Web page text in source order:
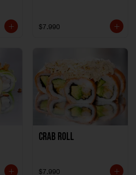
$7.990
CRAB ROLL
$7.990